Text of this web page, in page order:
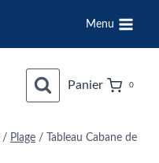
Menu
Panier 0
/ Plage /
Tableau Cabane de